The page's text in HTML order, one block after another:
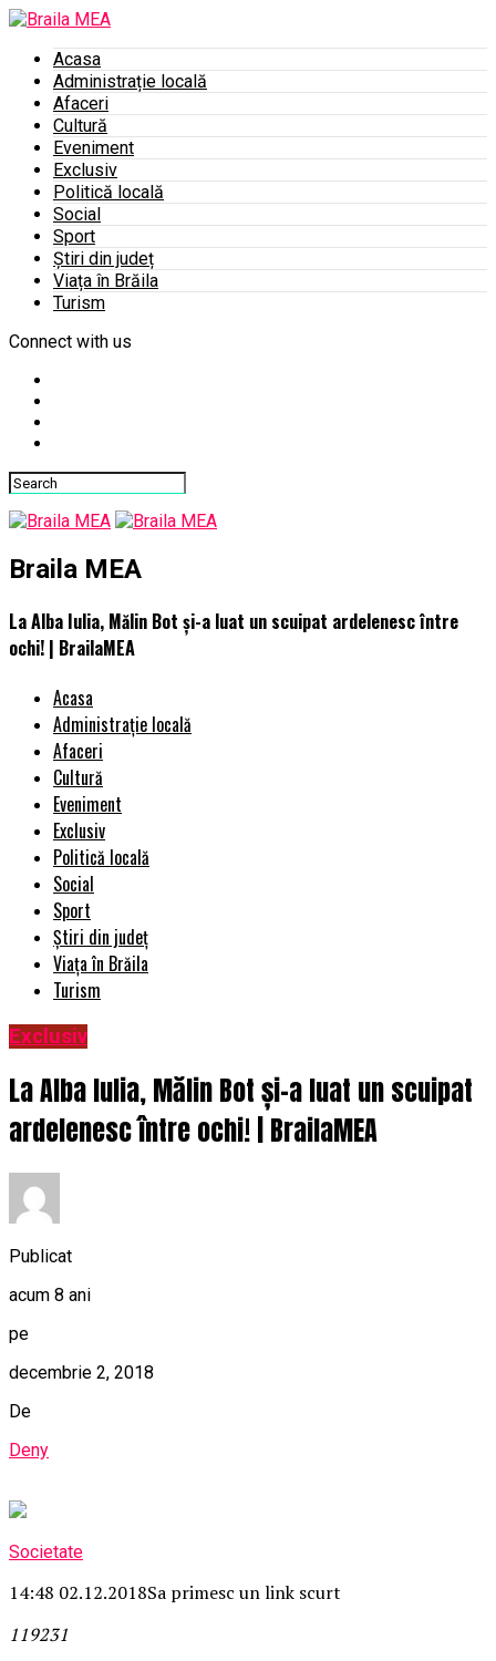
Acasa
Administrație locală
Afaceri
Cultură
Eveniment
Exclusiv
Politică locală
Social
Sport
Știri din județ
Viața în Brăila
Turism
Connect with us
Braila MEA
La Alba Iulia, Mălin Bot și-a luat un scuipat ardelenesc între
ochi! | BrailaMEA
Acasa
Administrație locală
Afaceri
Cultură
Eveniment
Exclusiv
Politică locală
Social
Sport
Știri din județ
Viața în Brăila
Turism
Exclusiv
La Alba Iulia, Mălin Bot și-a luat un scuipat
ardelenesc între ochi! | BrailaMEA
Publicat
acum 8 ani
pe
decembrie 2, 2018
De
Deny
Societate
14:48 02.12.2018Sa primesc un link scurt
119231